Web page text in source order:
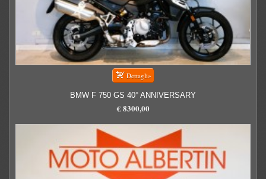
BMW F 750 GS 40° ANNIVERSARY
€ 8300,00